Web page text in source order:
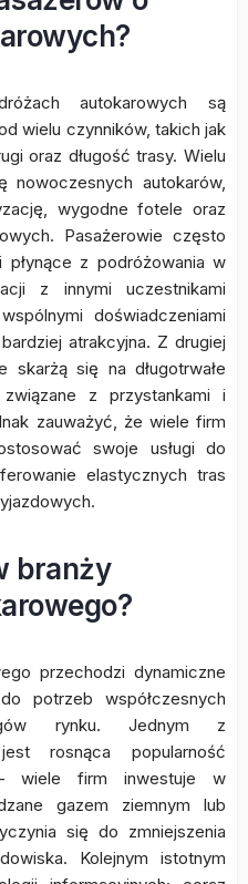
autokarowych są
wielu czynników, takich jak
oraz długość trasy. Wielu
nowoczesnych autokarów,
wygodne fotele oraz
Pasażerowie często
z podróżowania w
z innymi uczestnikami
doświadczeniami
atrakcyjna. Z drugiej
skarżą się na długotrwałe
z przystankami i
zauważyć, że wiele firm
swoje usługi do
elastycznych tras
branży
przechodzi dynamiczne
potrzeb współczesnych
rynku. Jednym z
rosnąca popularność
– wiele firm inwestuje w
gazem ziemnym lub
się do zmniejszenia
Kolejnym istotnym